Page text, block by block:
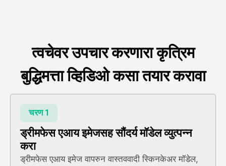
त्वचेवर उपचार करणारा कृत्रिम
बुद्धिमत्ता व्हिडिओ कसा तयार करावा
चरण 1
ड्रीमफेस एआय इमेजसह सौंदर्य मॉडेल व्युत्पन्न
करा
ड्रीमफेस एआय इमेज वापरुन वास्तववादी स्किनकेअर मॉडेल,